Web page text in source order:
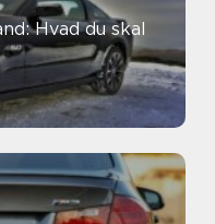
Hvad du skal